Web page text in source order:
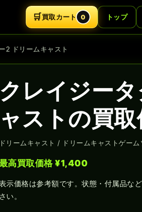
🛒買取カート 0 トップ
2 ドリームキャスト
クレイジー
ャストの買
ドリームキャスト / ドリームキャストゲーム
高買取価格 ¥1,400
示価格は参考額です。状態・付属品な
さい。